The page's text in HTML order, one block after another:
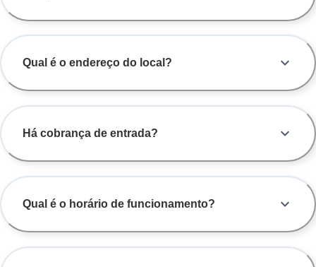
Qual é o endereço do local?
Há cobrança de entrada?
Qual é o horário de funcionamento?